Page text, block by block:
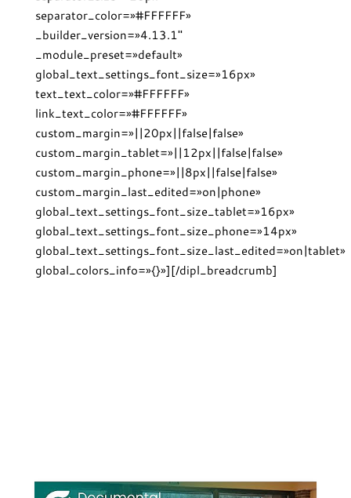
separator_color=»#FFFFFF»
_builder_version=»4.13.1″
_module_preset=»default»
global_text_settings_font_size=»16px»
text_text_color=»#FFFFFF»
link_text_color=»#FFFFFF»
custom_margin=»||20px||false|false»
custom_margin_tablet=»||12px||false|false»
custom_margin_phone=»||8px||false|false»
custom_margin_last_edited=»on|phone»
global_text_settings_font_size_tablet=»16px»
global_text_settings_font_size_phone=»14px»
global_text_settings_font_size_last_edited=»on|tablet»
global_colors_info=»{}»][/dipl_breadcrumb]